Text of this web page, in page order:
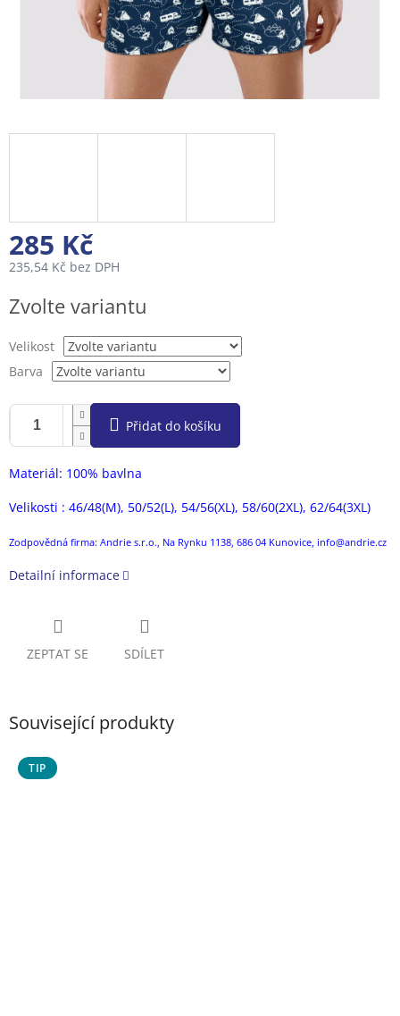
285 Kč
235,54 Kč bez DPH
cena:
Zvolte variantu
Velikost
Barva
Přidat do košíku
Materiál: 100% bavlna
Velikosti : 46/48(M), 50/52(L), 54/56(XL), 58/60(2XL), 62/64(3XL)
Zodpovědná firma: Andrie s.r.o., Na Rynku 1138, 686 04 Kunovice, info@andrie.cz
Detailní informace
ZEPTAT SE SDÍLET
Související produkty
TIP